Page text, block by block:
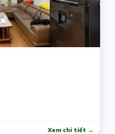
Xem chi tiết →